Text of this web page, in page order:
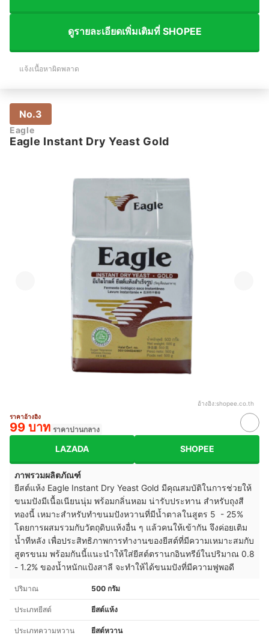
ดูรายละเอียดเพิ่มเติมที่ SHOPEE
แจ้งเนื้อหาผิดพลาด
No.3
Eagle
Eagle Instant Dry Yeast Gold
อ้างอิง:shopee.co.th
ราคาอ้างอิง
99 บาท ราคาปานกลาง
LAZADA SHOPEE
ภาพรวมผลิตภัณฑ์
ยีสต์แห้ง Eagle Instant Dry Yeast Gold มีคุณสมบัติในการช่วยให้
ขนมปังมีเนื้อเนียนนุ่ม พร้อมกลิ่นหอม น่ารับประทาน สำหรับถุงสี
ทองนี้ เหมาะสำหรับทำขนมปังหวานที่มีน้ำตาลในสูตร 5 - 25%
โดยการผสมรวมกับวัตถุดิบแห้งอื่น ๆ แล้วคนให้เข้ากัน จึงค่อยเติม
น้ำทีหลัง เพื่อประสิทธิภาพการทำงานของยีสต์ที่มีความเหมาะสมกับ
สูตรขนม พร้อมกันนี้แนะนำให้ใส่ยีสต์ตรานกอินทรีย์ในปริมาณ 0.8
- 1.2% ของน้ำหนักแป้งสาลี จะทำให้ได้ขนมปังที่มีความฟูพอดี
ปริมาณ 500 กรัม
ประเภทยีสต์ ยีสต์แห้ง
ประเภทความหวาน ยีสต์หวาน